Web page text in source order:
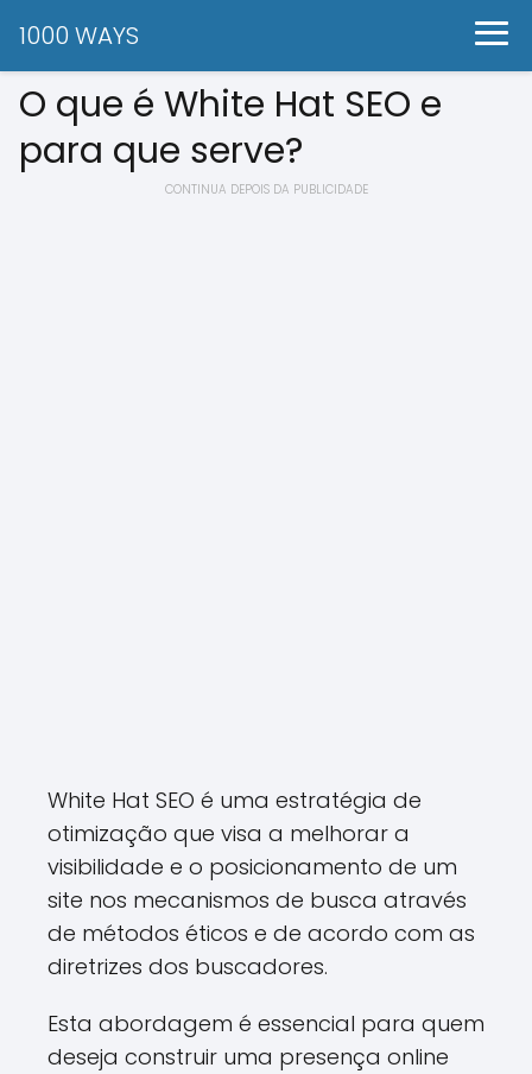
1000 WAYS
O que é White Hat SEO e
para que serve?
CONTINUA DEPOIS DA PUBLICIDADE
White Hat SEO é uma estratégia de
otimização que visa a melhorar a
visibilidade e o posicionamento de um
site nos mecanismos de busca através
de métodos éticos e de acordo com as
diretrizes dos buscadores.
Esta abordagem é essencial para quem
deseja construir uma presença online